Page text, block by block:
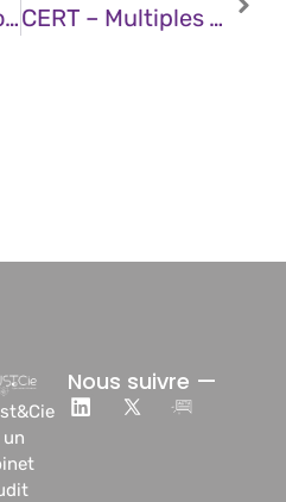
Krebs – Drones To Diplomas: How Russia’s Largest Private University Is Linked To A $25M Essay Mill CERT – Multiples Vulnérabilités Dans Traefik (08 Décembre 2025)
Nous suivre —